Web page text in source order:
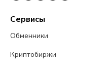
Сервисы
Обменники
Криптобиржи